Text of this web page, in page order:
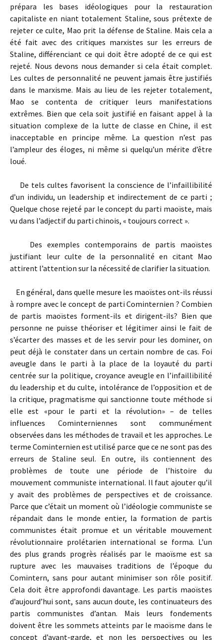
prépara les bases idéologiques pour la restauration
capitaliste en niant totalement Staline, sous prétexte de
rejeter ce culte, Mao prit la défense de Staline. Mais cela a
été fait avec des critiques marxistes sur les erreurs de
Staline, différenciant ce qui doit être adopté de ce qui est
rejeté. Nous devons nous demander si cela était complet.
Les cultes de personnalité ne peuvent jamais être justifiés
dans le marxisme. Mais au lieu de les rejeter totalement,
Mao se contenta de critiquer leurs manifestations
extrêmes. Bien que cela soit justifié en faisant appel à la
situation complexe de la lutte de classe en Chine, il est
inacceptable en principe même. La question n’est pas
l’ampleur des éloges, ni même si quelqu’un mérite d’être
loué.
De tels cultes favorisent la conscience de l’infaillibilité
d’un individu, un leadership et indirectement de ce parti ;
Quelque chose rejeté par le concept du parti maoïste, mais
vu dans l’adjectif du parti chinois, « toujours correct ».
Des exemples contemporains de partis maoïstes
justifiant leur culte de la personnalité en citant Mao
attirent l’attention sur la nécessité de clarifier la situation.
En général, dans quelle mesure les maoïstes ont-ils réussi
à rompre avec le concept de parti Cominternien ? Combien
de partis maoïstes forment-ils et dirigent-ils? Bien que
personne ne puisse théoriser et légitimer ainsi le fait de
s’écarter des masses et de les servir pour les dominer, on
peut déjà le constater dans un certain nombre de cas. Foi
aveugle dans le parti à la place de la loyauté du parti
centrée sur la politique, croyance aveugle en l’infaillibilité
du leadership et du culte, intolérance de l’opposition et de
la critique, pragmatisme qui sanctionne toute méthode si
elle est «pour le parti et la révolution» – de telles
influences Cominterniennes sont communément
observées dans les méthodes de travail et les approches. Le
terme Cominternien est utilisé parce que ce ne sont pas des
erreurs de Staline seul. En outre, ils contiennent des
problèmes de toute une période de l’histoire du
mouvement communiste international. Il faut ajouter qu’il
y avait des problèmes de perspectives et de croissance.
Parce que c’était un moment où l’idéologie communiste se
répandait dans le monde entier, la formation de partis
communistes était promue et un véritable mouvement
révolutionnaire prolétarien international se forma. L’un
des plus grands progrès réalisés par le maoïsme est sa
rupture avec les mauvaises traditions de l’époque du
Comintern, sans pour autant minimiser son rôle positif.
Cela doit être approfondi davantage. Les partis maoïstes
d’aujourd’hui sont, sans aucun doute, les continuateurs des
partis communistes d’antan. Mais leurs fondements
doivent être les sommets atteints par le maoïsme dans le
concept d’avant-garde, et non les perspectives ou les